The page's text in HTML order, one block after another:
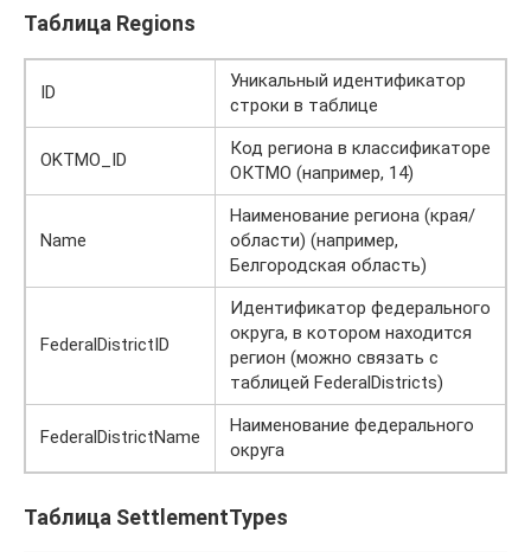
Таблица Regions
ID
Уникальный идентификатор
строки в таблице
OKTMO_ID
Код региона в классификаторе
ОКТМО (например, 14)
Name
Наименование региона (края/
области) (например,
Белгородская область)
FederalDistrictID
Идентификатор федерального
округа, в котором находится
регион (можно связать с
таблицей FederalDistricts)
FederalDistrictName
Наименование федерального
округа
Таблица SettlementTypes